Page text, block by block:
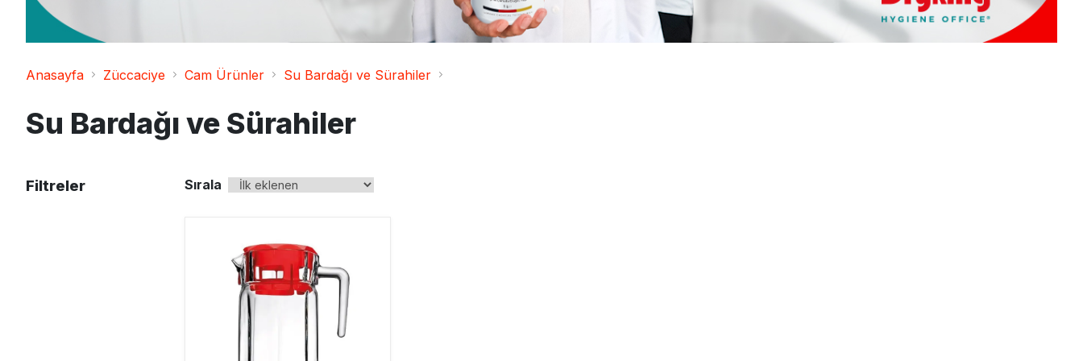
Ahşap ve Mobilya
Temizleyici
Temizlik Bezleri
Galoş Bone ve Önlük
Diğer
Anasayfa Züccaciye Cam Ürünler Su Bardağı ve Sürahiler
Su Bardağı ve Sürahiler
Filtreler Sırala